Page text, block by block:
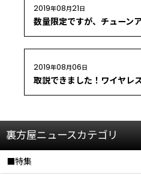
2019年08月21日
数量限定ですが、チューン
2019年08月06日
取説できました！ワイヤ
裏方屋ニュースカテゴリ
■特集